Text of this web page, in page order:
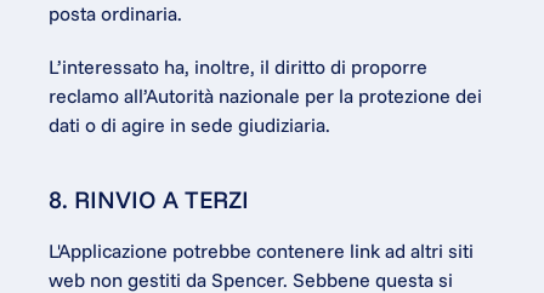
posta ordinaria.
L’interessato ha, inoltre, il diritto di proporre
reclamo all’Autorità nazionale per la protezione dei
dati o di agire in sede giudiziaria.
8. RINVIO A TERZI
L'Applicazione potrebbe contenere link ad altri siti
web non gestiti da Spencer. Sebbene questa si